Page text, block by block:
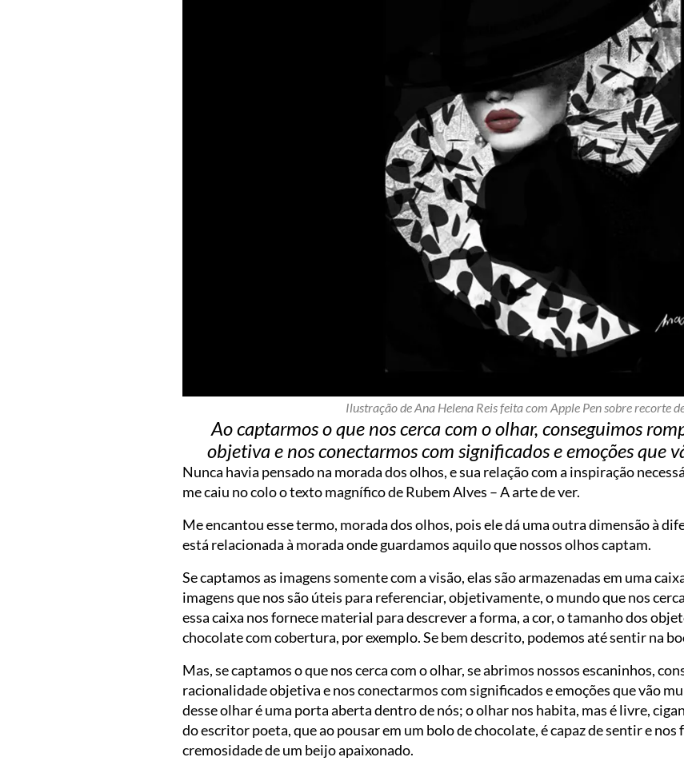
Ilustração de Ana Helena Reis feita com Apple Pen sobre recorte
Ao captarmos o que nos cerca com o olhar, conseguimos
objetiva e nos conectarmos com significados e emoções que
Nunca havia pensado na morada dos olhos, e sua relação com a inspiração
me caiu no colo o texto magnífico de Rubem Alves – A arte de ver.
Me encantou esse termo, morada dos olhos, pois ele dá uma outra dimensão à
está relacionada à morada onde guardamos aquilo que nossos olhos captam.
Se captamos as imagens somente com a visão, elas são armazenadas em uma
imagens que nos são úteis para referenciar, objetivamente, o mundo que nos
essa caixa nos fornece material para descrever a forma, a cor, o tamanho dos
chocolate com cobertura, por exemplo. Se bem descrito, podemos até sentir na
Mas, se captamos o que nos cerca com o olhar, se abrimos nossos escaninhos,
racionalidade objetiva e nos conectarmos com significados e emoções que vão
desse olhar é uma porta aberta dentro de nós; o olhar nos habita, mas é livre,
do escritor poeta, que ao pousar em um bolo de chocolate, é capaz de sentir e nos
cremosidade de um beijo apaixonado.